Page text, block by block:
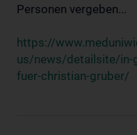
Personen vergeben...
https://
us/news/detailsite/in-
fuer-christian-gruber/